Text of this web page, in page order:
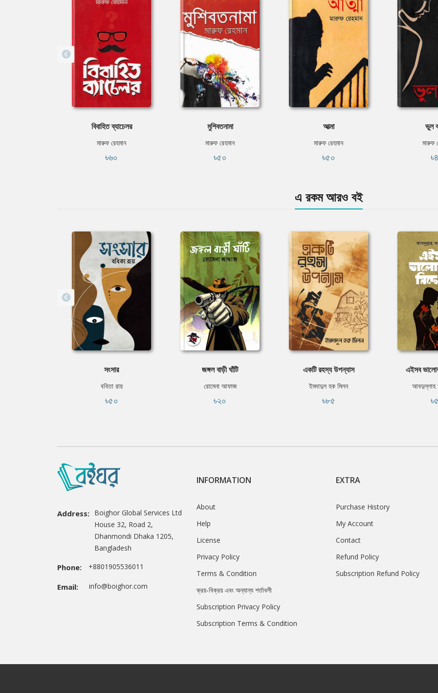
বিবাহিত ব্যাচেলর
মারুফ রেহমান
৳৬০
মুশিবতনামা
মারুফ রেহমান
৳৫০
আত্মা
মারুফ রেহমান
৳৫০
ভুল
মারুফ
এ রকম আরও বই
সংসার
ববিতা রায়
৳৫০
জঙ্গল বাড়ী ঘাঁটি
রোমেনা আফাজ
৳২০
একটি রহস্য উপন্যাস
ইমদাদুল হক মিলন
৳৮৫
এইসব
আবদুল্লাহ
Address: Boighor Global Services Ltd
House 32, Road 2,
Dhanmondi Dhaka 1205,
Bangladesh
Phone: +8801905536011
Email: info@boighor.com
INFORMATION
About
Help
License
Privacy Policy
Terms & Condition
ক্রয়-বিক্রয় এবং অন্যান্য শর্তাবলী
Subscription Privacy Policy
Subscription Terms & Condition
EXTRA
Purchase History
My Account
Contact
Refund Policy
Subscription Refund Policy